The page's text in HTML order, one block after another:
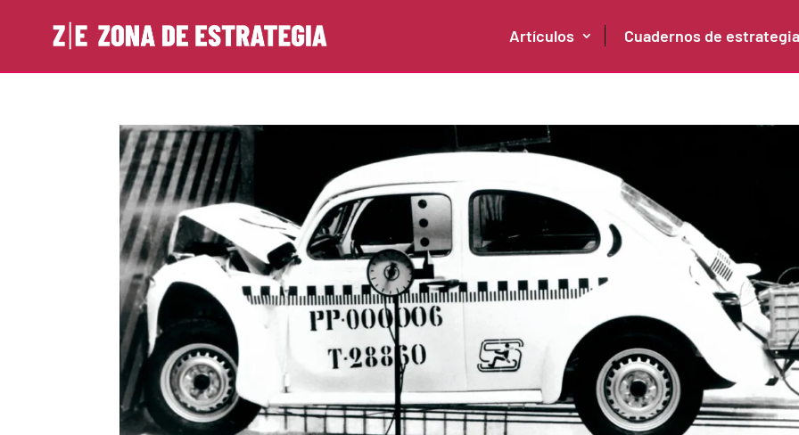
Artículos Cuadernos de estrategia